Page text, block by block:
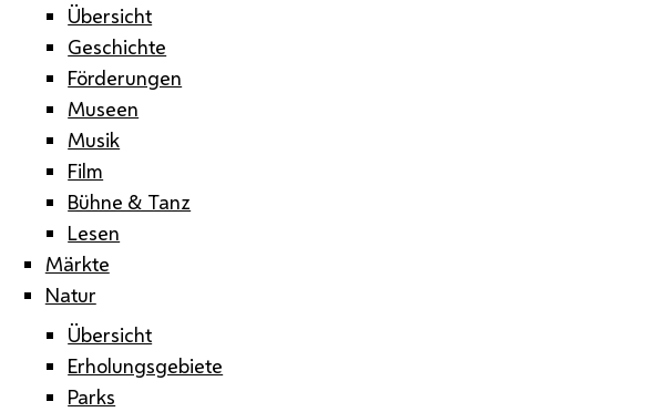
Übersicht
Geschichte
Förderungen
Museen
Musik
Film
Bühne & Tanz
Lesen
Märkte
Natur
Übersicht
Erholungsgebiete
Parks